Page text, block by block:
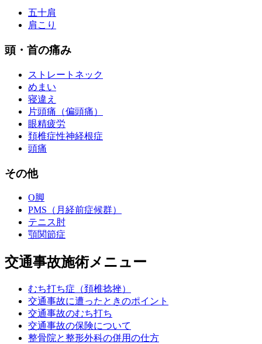
五十肩
肩こり
頭・首の痛み
ストレートネック
めまい
寝違え
片頭痛（偏頭痛）
眼精疲労
頚椎症性神経根症
頭痛
その他
O脚
PMS（月経前症候群）
テニス肘
顎関節症
交通事故施術メニュー
むち打ち症（頚椎捻挫）
交通事故に遭ったときのポイント
交通事故のむち打ち
交通事故の保険について
整骨院と整形外科の併用の仕方